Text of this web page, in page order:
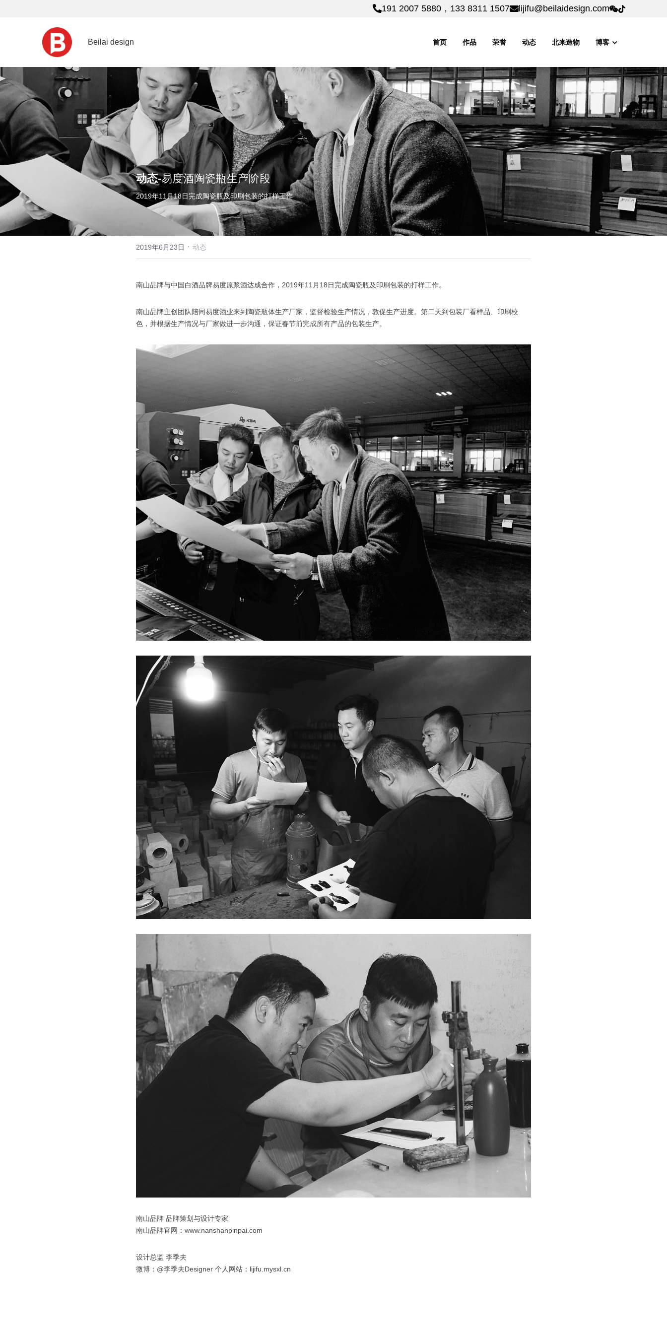
191 2007 5880，133 8311 1507 lijifu@beilaidesign.com
191 2007 5880，133 8311 1507 lijifu@beilaidesign.com
Beilai design 首页 作品 荣誉 动态 北来造物 博客
动态-易度酒陶瓷瓶生产阶段
2019年11月18日完成陶瓷瓶及印刷包装的打样工作
2019年6月23日 · 动态
南山品牌与中国白酒品牌易度原浆酒达成合作，2019年11月18日完成陶瓷瓶及印刷包装的打样工作。
南山品牌主创团队陪同易度酒业来到陶瓷瓶体生产厂家，监督检验生产情况，敦促生产进度。第二天到包装厂看样品、印刷校
色，并根据生产情况与厂家做进一步沟通，保证春节前完成所有产品的包装生产。
南山品牌 品牌策划与设计专家
南山品牌官网：www.nanshanpinpai.com
设计总监 李季夫
微博：@李季夫Designer 个人网站：lijifu.mysxl.cn